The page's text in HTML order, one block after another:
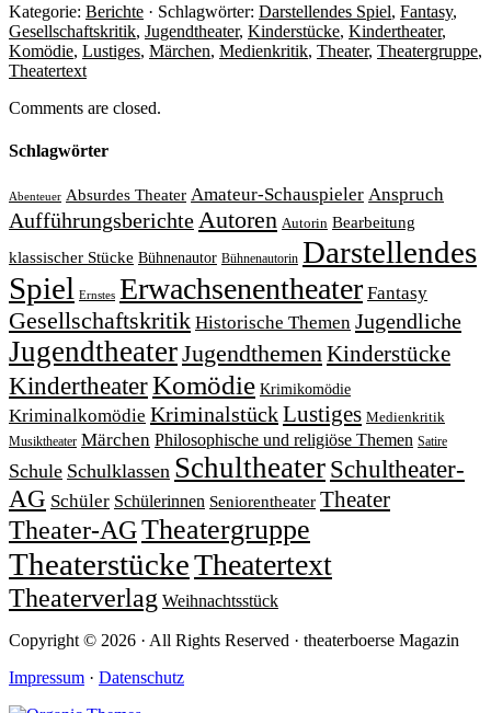
Kategorie: Berichte · Schlagwörter: Darstellendes Spiel, Fantasy,
Gesellschaftskritik, Jugendtheater, Kinderstücke, Kindertheater,
Komödie, Lustiges, Märchen, Medienkritik, Theater, Theatergruppe,
Theatertext
Comments are closed.
Schlagwörter
Abenteuer Absurdes Theater Amateur-Schauspieler Anspruch
AufführungsberichteAutoren Autorin Bearbeitung
klassischer Stücke Bühnenautor Bühnenautorin Darstellendes
Spiel Ernstes Erwachsenentheater Fantasy
Gesellschaftskritik Historische Themen Jugendliche
JugendtheaterJugendthemenKinderstücke
KindertheaterKomödie Krimikomödie
Kriminalkomödie KriminalstückLustiges Medienkritik
Musiktheater Märchen Philosophische und religiöse Themen Satire
Schule Schulklassen Schultheater Schultheater-
AG Schüler Schülerinnen Seniorentheater Theater
Theater-AGTheatergruppe
TheaterstückeTheatertext
Theaterverlag Weihnachtsstück
Copyright © 2026 · All Rights Reserved · theaterboerse Magazin
Impressum · Datenschutz